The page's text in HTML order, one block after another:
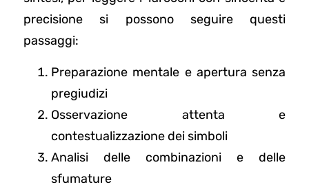
precisione si possono seguire questi
passaggi:
Preparazione mentale e apertura senza
pregiudizi
Osservazione attenta e
contestualizzazione dei simboli
Analisi delle combinazioni e delle
sfumature